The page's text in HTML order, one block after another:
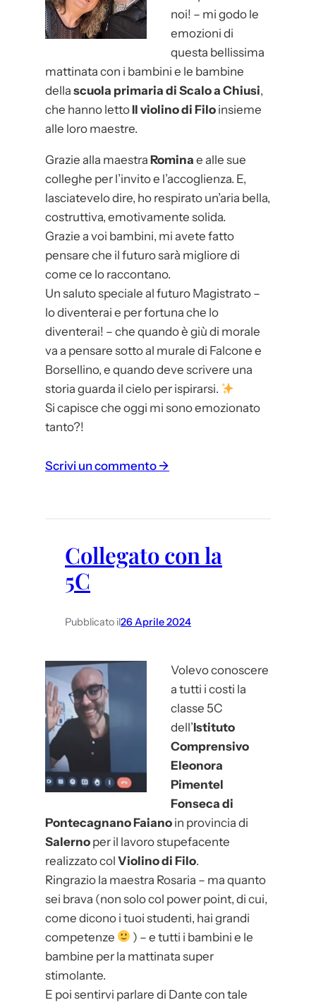
e
n
i
”
noi! – mi godo le
emozioni di
questa bellissima
mattinata con i bambini e le bambine
della scuola primaria di Scalo a Chiusi,
che hanno lettoIl violino di Filo insieme
alle loro maestre.
Grazie alla maestra Romina e alle sue
colleghe per l’invito e l’accoglienza. E,
lasciatevelo dire, ho respirato un’aria bella,
costruttiva, emotivamente solida.
Grazie a voi bambini, mi avete fatto
pensare che il futuro sarà migliore di
come ce lo raccontano.
Un saluto speciale al futuro Magistrato –
lo diventerai e per fortuna che lo
diventerai! – che quando è giù di morale
va a pensare sotto al murale di Falcone e
Borsellino, e quando deve scrivere una
storia guarda il cielo per ispirarsi.
Si capisce che oggi mi sono emozionato
tanto?!
Scrivi un commento →
u
Collegato con la
5C
Pubblicato il26 Aprile 2024
Volevo conoscere
a tutti i costi la
classe 5C
dell’Istituto
Comprensivo
Eleonora
Pimentel
Fonseca di
Pontecagnano Faiano in provincia di
Salerno per il lavoro stupefacente
realizzato col Violino di Filo.
Ringrazio la maestra Rosaria – ma quanto
sei brava (non solo col power point, di cui,
come dicono i tuoi studenti, hai grandi
competenze
) – e tutti i bambini e le
bambine per la mattinata super
stimolante.
E poi sentirvi parlare di Dante con tale